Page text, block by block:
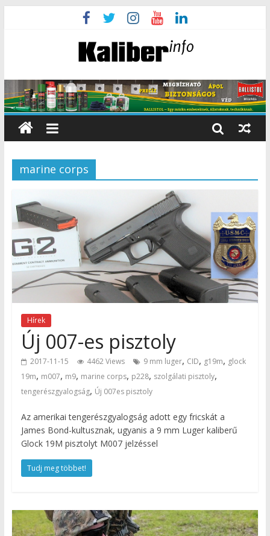
marine corps
Hírek
Új 007-es pisztoly
2017-11-15 4462 Views 9 mm luger, CID, g19m, glock
19m, m007, m9, marine corps, p228, szolgálati pisztoly,
tengerészgyalogság, Új 007es pisztoly
Az amerikai tengerészgyalogság adott egy fricskát a
James Bond-kultusznak, ugyanis a 9 mm Luger kaliberű
Glock 19M pisztolyt M007 jelzéssel
Tudj meg többet!